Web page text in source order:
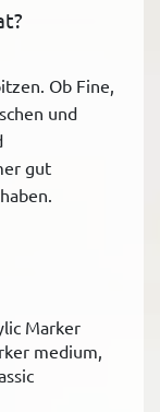
Ob Fine,
und
gut
Marker
medium,